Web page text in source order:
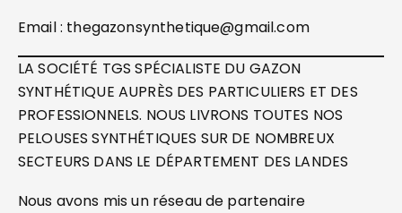
Email : thegazonsynthetique@gmail.com
LA SOCIÉTÉ TGS SPÉCIALISTE DU GAZON
SYNTHÉTIQUE AUPRÈS DES PARTICULIERS ET DES
PROFESSIONNELS. NOUS LIVRONS TOUTES NOS
PELOUSES SYNTHÉTIQUES SUR DE NOMBREUX
SECTEURS DANS LE DÉPARTEMENT DES LANDES
Nous avons mis un réseau de partenaire